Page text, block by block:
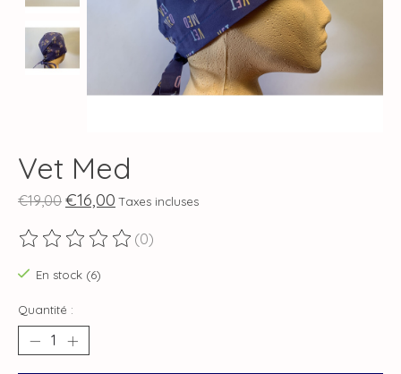
Vet Med
€19,00 €16,00 Taxes incluses
Ce produit est évalué à
(0)
En stock (6)
Quantité :